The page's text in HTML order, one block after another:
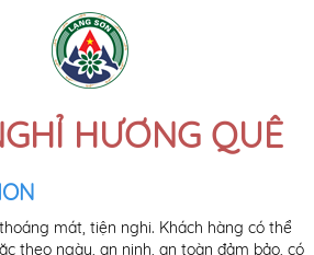
HƯƠNG QUÊ
mát, tiện nghi. Khách hàng có thể
theo ngày, an ninh, an toàn đảm bảo, có